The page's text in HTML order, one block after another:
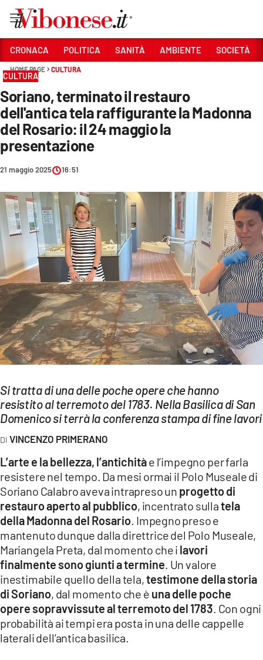
Sezioni
CRONACA
POLITICA
SANITÀ
AMBIENTE
SOCIETÀ
CULTURA
ECONOMIA E LAVORO
EVENTI
SPORT
Streaming
LAC TV
LAC ONAIR
LaC
Network
LACPLAY.IT
LACTV.IT
LACONAIR.IT
LACITYMAG.IT
ILREGGINO.IT
COSENZACHANNEL.IT
ILVIBONESE.IT
CATANZAROCHANNEL.IT
CRONACA POLITICA SANITÀ AMBIENTE SOCIETÀ
HOME PAGE CULTURA
CULTURA
Soriano, terminato il restauro
dell'antica tela raffigurante la Madonna
del Rosario: il 24 maggio la
presentazione
21 maggio 2025 16:51
Si tratta di una delle poche opere che hanno
resistito al terremoto del 1783. Nella Basilica di San
Domenico si terrà la conferenza stampa di fine lavori
VINCENZO PRIMERANO
L’arte e la bellezza, l’antichitàe l’impegno per farla
resistere nel tempo. Da mesi ormai il Polo Museale di
Soriano Calabro aveva intrapreso un progetto di
restauro aperto al pubblico, incentrato sullatela
della Madonna del Rosario Impegno preso e
mantenuto dunque dalla direttrice del Polo Museale,
Mariangela Preta, dal momento che i lavori
finalmente sono giunti a termine . Un valore
inestimabile quello della tela,testimone della storia
di Soriano, dal momento che è una delle poche
opere sopravvissute al terremoto del 1783 . Con ogni
probabilità ai tempi era posta in una delle cappelle
laterali dell’antica basilica.